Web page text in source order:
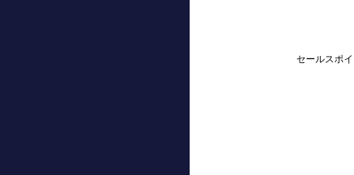
セールスポ